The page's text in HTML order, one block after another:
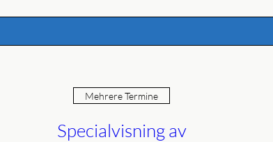
Mehrere Termine
Specialvisning av